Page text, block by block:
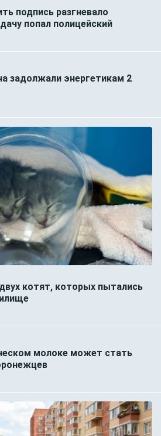
подпись разгневало
попал полицейский
задолжали энергетикам 2
котят, которых пытались
молоке может стать